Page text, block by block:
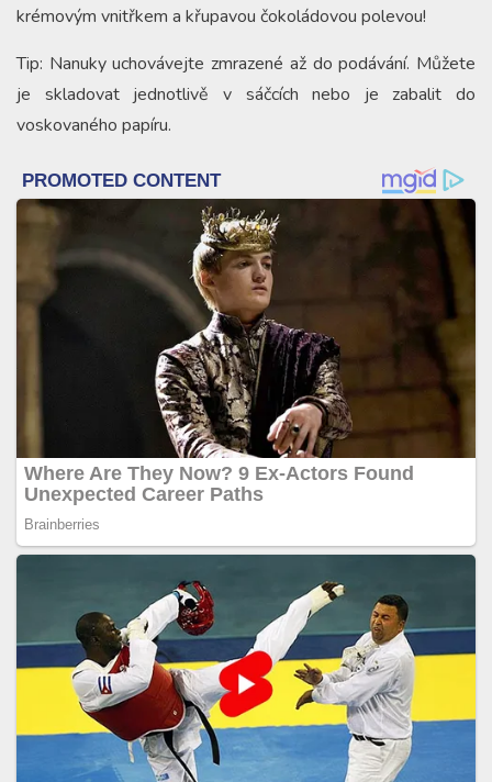
krémovým vnitřkem a křupavou čokoládovou polevou!
Tip: Nanuky uchovávejte zmrazené až do podávání. Můžete
je skladovat jednotlivě v sáčcích nebo je zabalit do
voskovaného papíru.